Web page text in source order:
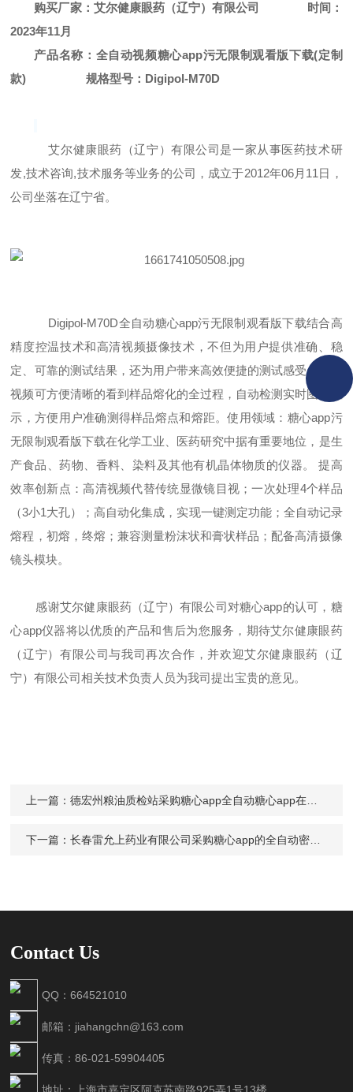
购买厂家： 艾尔健康眼药（辽宁）有限公司
时间：
2023年11月
产品名称：全自动视频糖心app污无限制观看版下载(定制
款)
规格型号： Digipol-M70D
艾尔健康眼药（辽宁）有限公司是一家从事医药技术研
发,技术咨询,技术服务等业务的公司，成立于2012年06月11日，
公司坐落在辽宁省。
Digipol-M70D全自动糖心app污无限制观看版下载结合高
精度控温技术和高清视频摄像技术，不但为用户提供准确、稳
定、可靠的测试结果，还为用户带来高效便捷的测试感受。高清
视频可方便清晰的看到样品熔化的全过程，自动检测实时图谱显
示，方便用户准确测得样品熔点和熔距。使用领域 ： 糖心app污
无限制观看版下载在化学工业、医药研究中据有重要地位，是生
产食品、药物、香料、染料及其他有机晶体物质的仪器。
提高
效率创新点：高清视频代替传统显微镜目视；一次处理4个样品
（3小1大孔）；高自动化集成，实现一键测定功能；全自动记录
熔程，初熔，终熔；兼容测量粉沫状和膏状样品 ；配备高清摄像
镜头模块。
感谢艾尔健康眼药（辽宁）有限公司对糖心app的认可， 糖
心app仪器将以优质的产品和售后为您服务，期待艾尔健康眼药
（辽宁）有限公司与我司再次合作，并欢迎艾尔健康眼药（辽
宁）有限公司相关技术负责人员为我司提出宝贵的意见。
上一篇：德宏州粮油质检站采购糖心app全自动糖心app在线观看Digipol-R300
下一篇：长春雷允上药业有限公司采购糖心app的全自动密度计Digipol-D50
Contact Us
QQ：664521010
邮箱：jiahangchn@163.com
传真：86-021-59904405